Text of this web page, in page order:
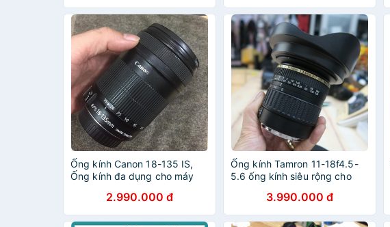
Ống kính Canon 18-135 IS,
Ống kính đa dụng cho máy
2.990.000 đ
Ống kính Tamron 11-18f4.5-
5.6 ống kính siêu rộng cho
3.990.000 đ